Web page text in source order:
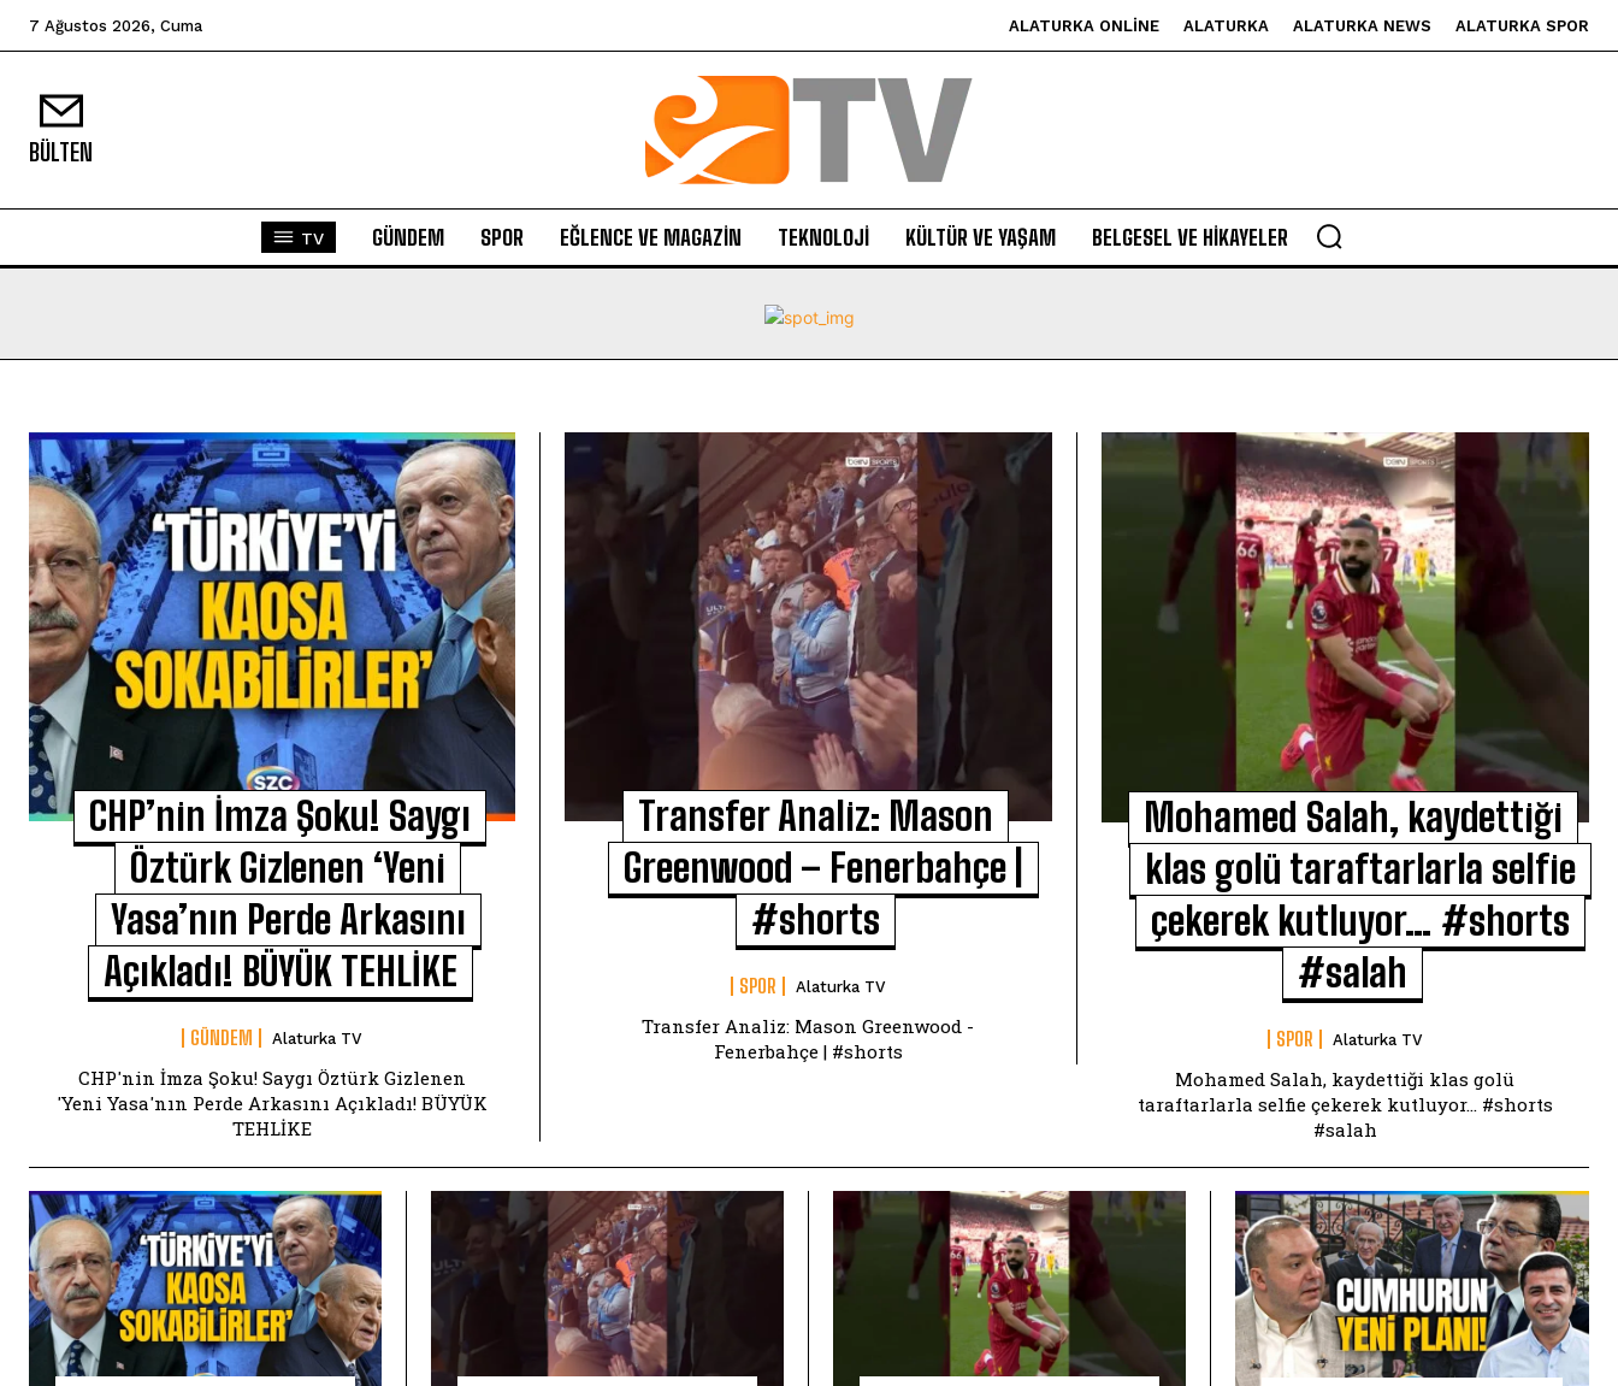
7 Ağustos 2026, Cuma ALATURKA ONLINE ALATURKA ALATURKA NEWS ALATURKA SPOR
BÜLTEN
TV GÜNDEM SPOR EĞLENCE VE MAGAZIN TEKNOLOJI KÜLTÜR VE YAŞAM BELGESEL VE HIKAYELER
CHP’nin İmza Şoku! Saygı
Öztürk Gizlenen ‘Yeni
Yasa’nın Perde Arkasını
Açıkladı! BÜYÜK TEHLİKE
GÜNDEM Alaturka TV
CHP'nin İmza Şoku! Saygı Öztürk Gizlenen
'Yeni Yasa'nın Perde Arkasını Açıkladı! BÜYÜK
TEHLİKE
Transfer Analiz: Mason
Greenwood – Fenerbahçe |
#shorts
SPOR Alaturka TV
Transfer Analiz: Mason Greenwood -
Fenerbahçe | #shorts
Mohamed Salah, kaydettiği
klas golü taraftarlarla selfie
çekerek kutluyor… #shorts
#salah
SPOR Alaturka TV
Mohamed Salah, kaydettiği klas golü
taraftarlarla selfie çekerek kutluyor... #shorts
#salah